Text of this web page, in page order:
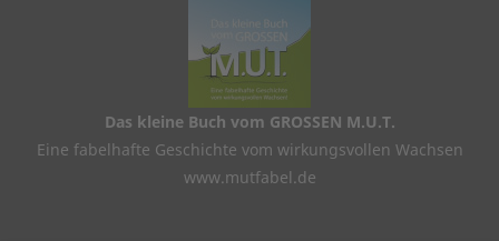
Das kleine Buch vom GROSSEN M.U.T.
Eine fabelhafte Geschichte vom wirkungsvollen Wachsen
www.mutfabel.de